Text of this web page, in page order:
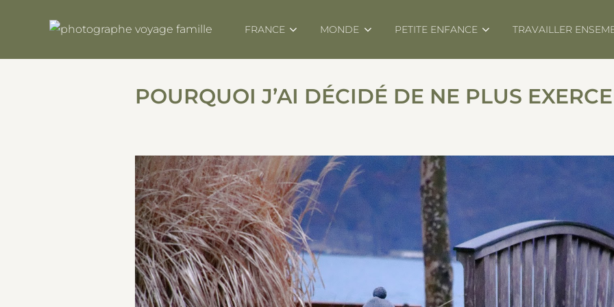
FRANCE MONDE PETITE ENFANCE TRAVAILLER
POURQUOI J’AI DÉCIDÉ DE NE PLUS